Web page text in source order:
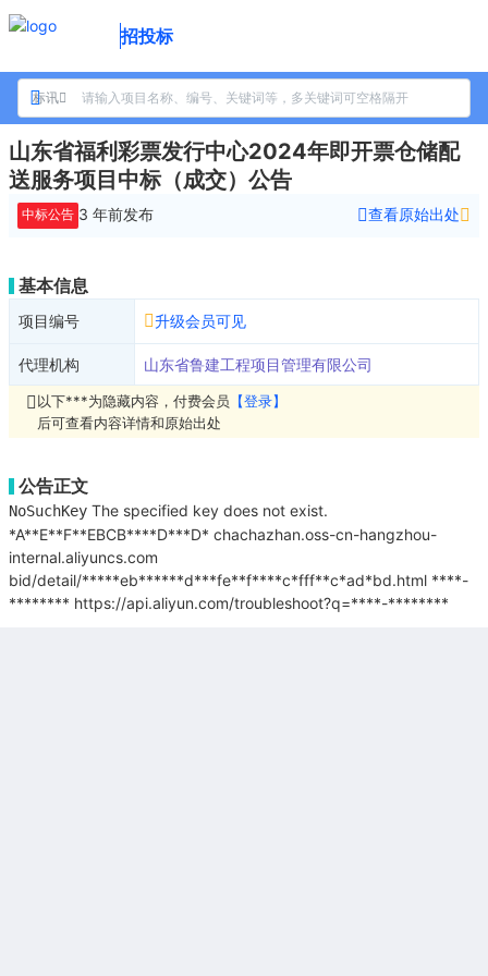
招投标
标讯
山东省福利彩票发行中心2024年即开票仓储配
送服务项目中标（成交）公告
中标公告 3 年前发布 查看原始出处
基本信息
项目编号 升级会员可见
代理机构 山东省鲁建工程项目管理有限公司
以下***为隐藏内容，付费会员 【登录】
后可查看内容详情和原始出处
公告正文
NoSuchKey The specified key does not exist.
*A**E**F**EBCB****D***D* chachazhan.oss-cn-hangzhou-
internal.aliyuncs.com
bid/detail/*****eb******d***fe**f****c*fff**c*ad*bd.html ****-
******** https://api.aliyun.com/troubleshoot?q=****-********